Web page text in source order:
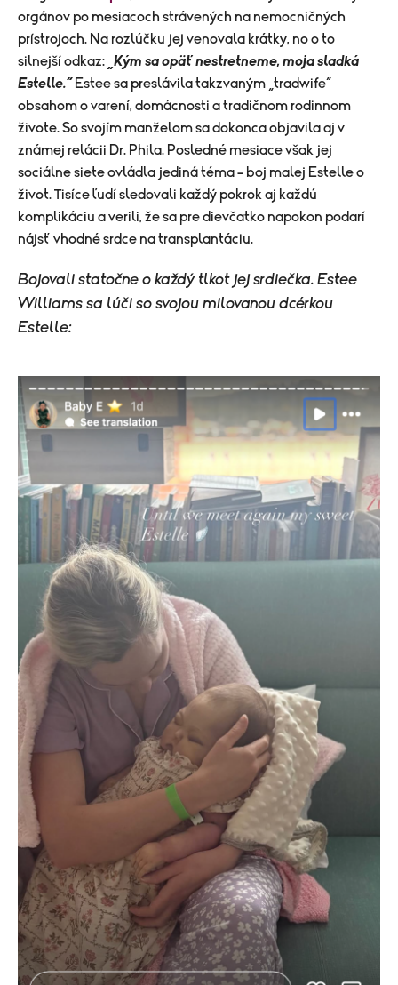
orgánov po mesiacoch strávených na nemocničných
prístrojoch. Na rozlúčku jej venovala krátky, no o to
silnejší odkaz:
„Kým sa opäť nestretneme, moja sladká
Estelle.“ Estee sa preslávila takzvaným „tradwife“
obsahom o varení, domácnosti a tradičnom rodinnom
živote. So svojím manželom sa dokonca objavila aj v
známej relácii Dr. Phila. Posledné mesiace však jej
sociálne siete ovládla jediná téma – boj malej Estelle o
život. Tisíce ľudí sledovali každý pokrok aj každú
komplikáciu a verili, že sa pre dievčatko napokon podarí
nájsť vhodné srdce na transplantáciu.
Bojovali statočne o každý tlkot jej srdiečka. Estee
Williams sa lúči so svojou milovanou dcérkou
Estelle: